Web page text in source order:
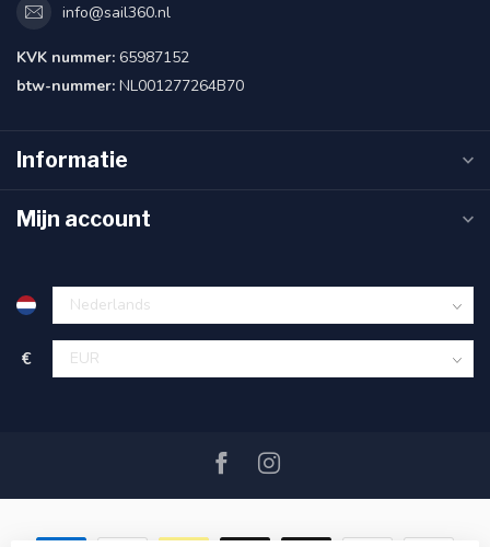
info@sail360.nl
KVK nummer: 65987152
btw-nummer: NL001277264B70
Informatie
Mijn account
€